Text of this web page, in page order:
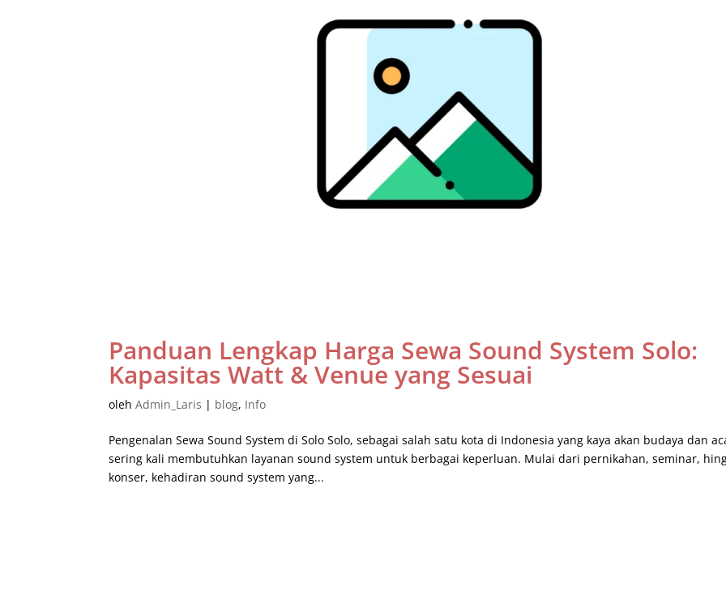
Panduan Lengkap Harga Sewa Sound System Solo:
Kapasitas Watt & Venue yang Sesuai
olehAdmin_Laris | blog, Info
Pengenalan Sewa Sound System di Solo Solo, sebagai salah satu kota di Indonesia yang kaya akan budaya dan
sering kali membutuhkan layanan sound system untuk berbagai keperluan. Mulai dari pernikahan, seminar,
konser, kehadiran sound system yang...